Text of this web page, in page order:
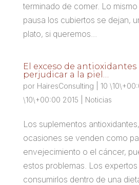
terminado de comer. Lo
pausa los cubiertos se dejan,
plato, si queremos...
El exceso de antioxidantes
perjudicar a la piel…
por HairesConsulting
10
\10\+00:00 2015
Noticias
Los suplementos
ocasiones se venden como
envejecimiento o el cáncer,
estos problemas. Los
consumirlos dentro de una